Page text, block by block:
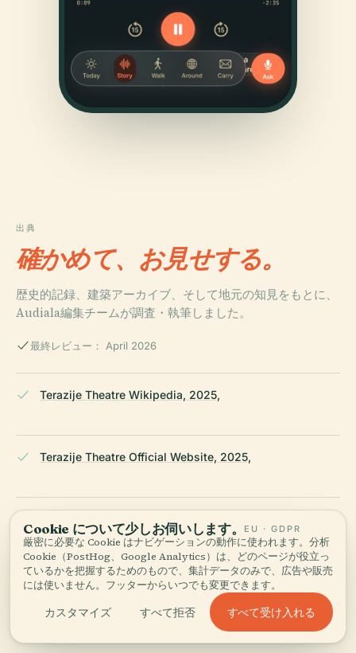
出典
確かめて、お見せする。
歴史的記録、建築アーカイブ、そして地元の知見をもとに、
Audiala編集チームが調査・執筆しました。
最終レビュー： April 2026
Terazije Theatre Wikipedia, 2025,
Terazije Theatre Official Website, 2025,
CBelgrade, Terazije Theatre: History and Visiting Info,
2025,
Serbia.com, Top Belgrade Theaters Every Visitor Should
Experience, 2025,
Cookie について少しお伺いします。 EU · GDPR
厳密に必要な Cookie はナビゲーションの動作に使われます。分析
Cookie（PostHog、Google Analytics）は、どのページが役立っ
ているかを把握するためのもので、集計データのみで、広告や販売
には使いません。フッターからいつでも変更できます。
カスタマイズ すべて拒否 すべて受け入れる